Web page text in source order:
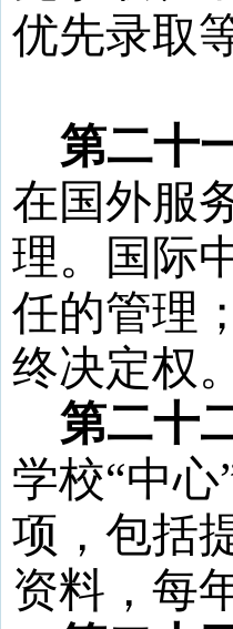
优先录取
第二十
在国外服
理。国际
任的管理
终决定权。
第二十
学校“中心
项，包括
资料，每